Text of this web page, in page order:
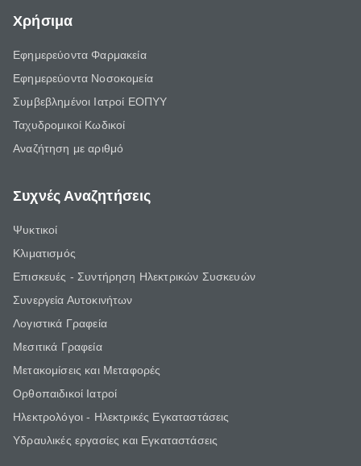
Χρήσιμα
Εφημερεύοντα Φαρμακεία
Εφημερεύοντα Νοσοκομεία
Συμβεβλημένοι Ιατροί ΕΟΠΥΥ
Ταχυδρομικοί Κωδικοί
Αναζήτηση με αριθμό
Συχνές Αναζητήσεις
Ψυκτικοί
Κλιματισμός
Επισκευές - Συντήρηση Ηλεκτρικών Συσκευών
Συνεργεία Αυτοκινήτων
Λογιστικά Γραφεία
Μεσιτικά Γραφεία
Μετακομίσεις και Μεταφορές
Ορθοπαιδικοί Ιατροί
Ηλεκτρολόγοι - Ηλεκτρικές Εγκαταστάσεις
Υδραυλικές εργασίες και Εγκαταστάσεις